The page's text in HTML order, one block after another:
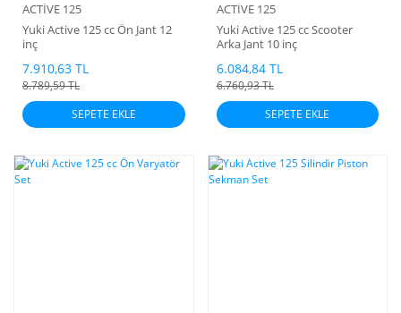
ACTİVE 125
Yuki Active 125 cc Ön Jant 12
inç
7.910,63 TL
8.789,59 TL
SEPETE EKLE
ACTİVE 125
Yuki Active 125 cc Scooter
Arka Jant 10 inç
6.084,84 TL
6.760,93 TL
SEPETE EKLE